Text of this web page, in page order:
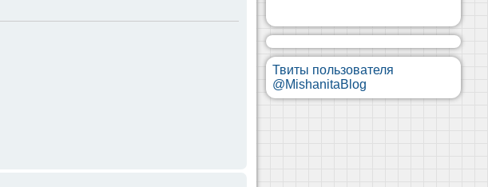
Твиты пользователя
@MishanitaBlog